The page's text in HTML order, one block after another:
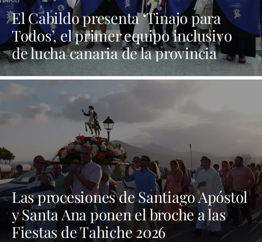
El Cabildo presenta ‘Tinajo para
Todos’, el primer equipo inclusivo
de lucha canaria de la provincia
Las procesiones de Santiago Apóstol
y Santa Ana ponen el broche a las
Fiestas de Tahiche 2026